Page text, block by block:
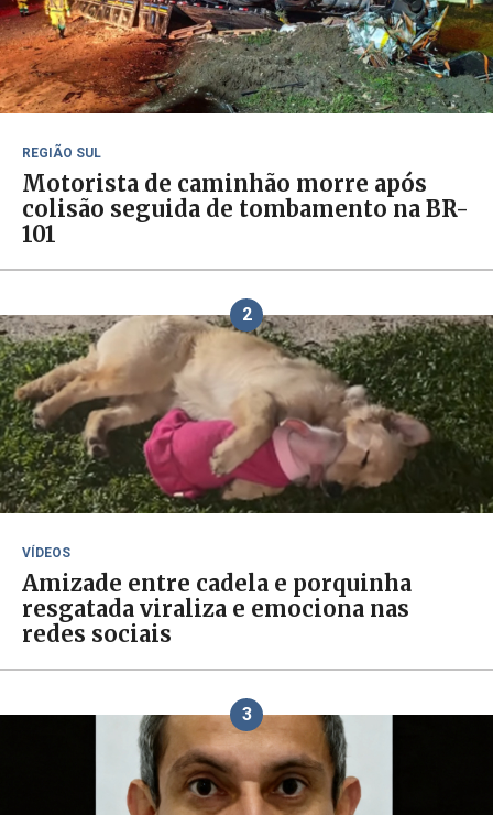
REGIÃO SUL
Motorista de caminhão morre após
colisão seguida de tombamento na BR-
101
2
VÍDEOS
Amizade entre cadela e porquinha
resgatada viraliza e emociona nas
redes sociais
3